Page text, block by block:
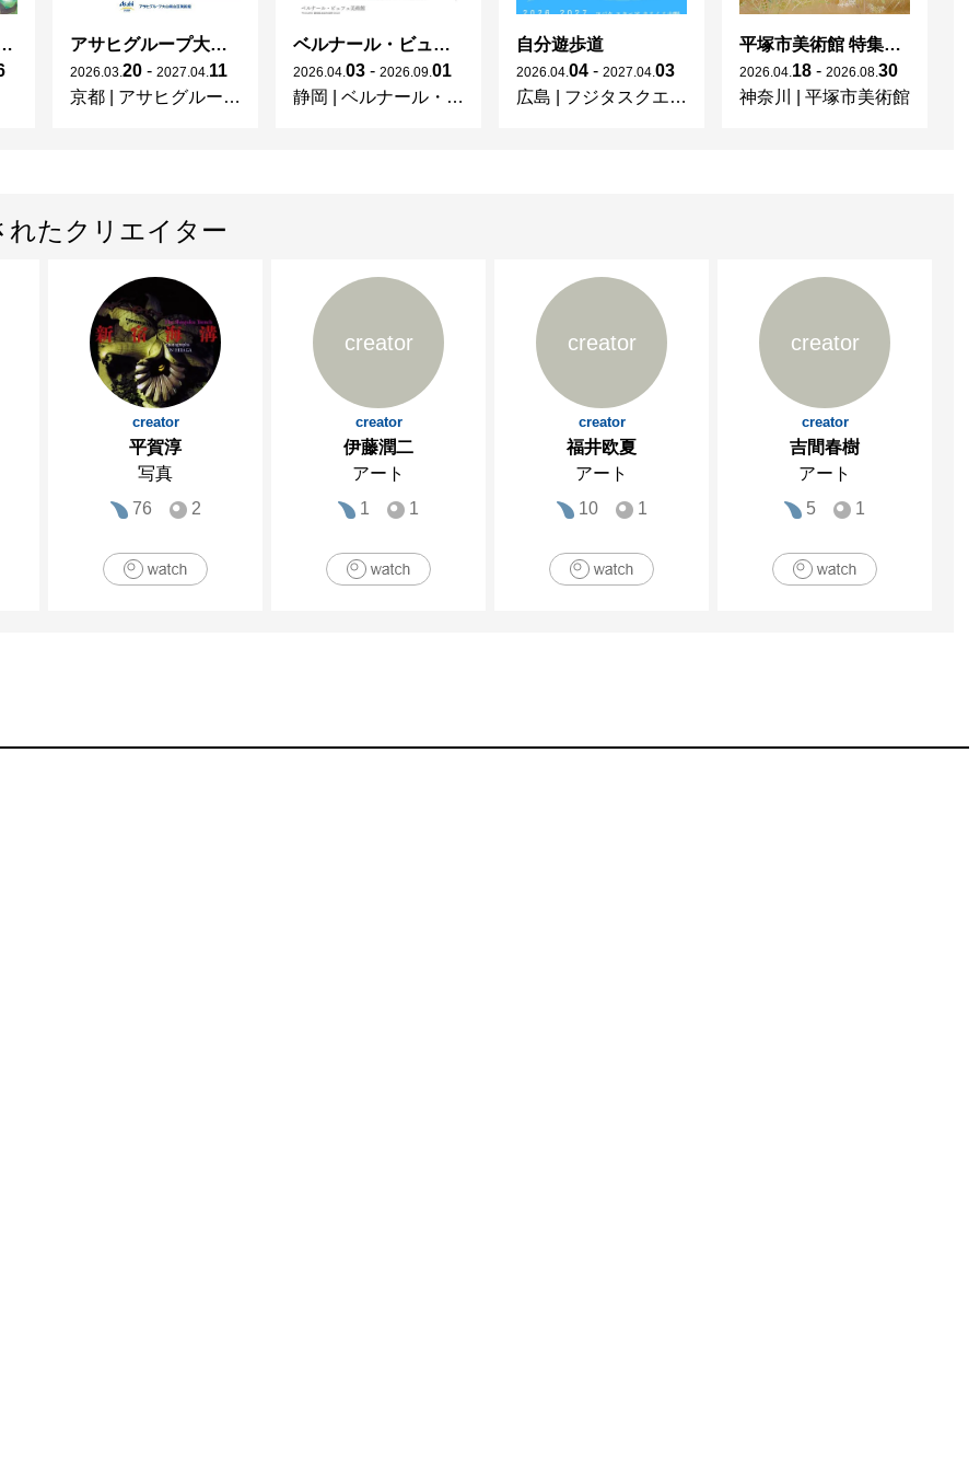
･ヌーヴォーのガラス 水辺のやすらぎ、海の神秘」
アサヒグループ大山崎山荘美術館 開館30周年記念展「没後100年 クロード・モネ」
2026 03 20 - 2027 04 11
京都
アサヒグループ大山崎山荘美術館
ベルナール・ビュフェと写真 ーカメラがとらえたビュフェとその時代、そして21 世紀へ
2026 04 03 - 2026 09 01
静岡
ベルナール・ビュフェ美術館
自分遊歩道
2026 04 04 - 2027 04 03
広島
フジタスクエアまるくる大野
平塚市美術館 特集展 花の表現、その多様性／特別展示 新収蔵品展
2026 04 18 - 2026 08 30
神奈川
平塚市美術館
たクリエイター
creator
平賀淳
写真
76
2
creator
creator
伊藤潤二
アート
1
1
creator
creator
福井欧夏
アート
10
1
creator
creator
吉間春樹
アート
5
1